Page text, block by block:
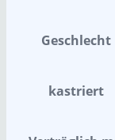
Geschlecht
kastriert